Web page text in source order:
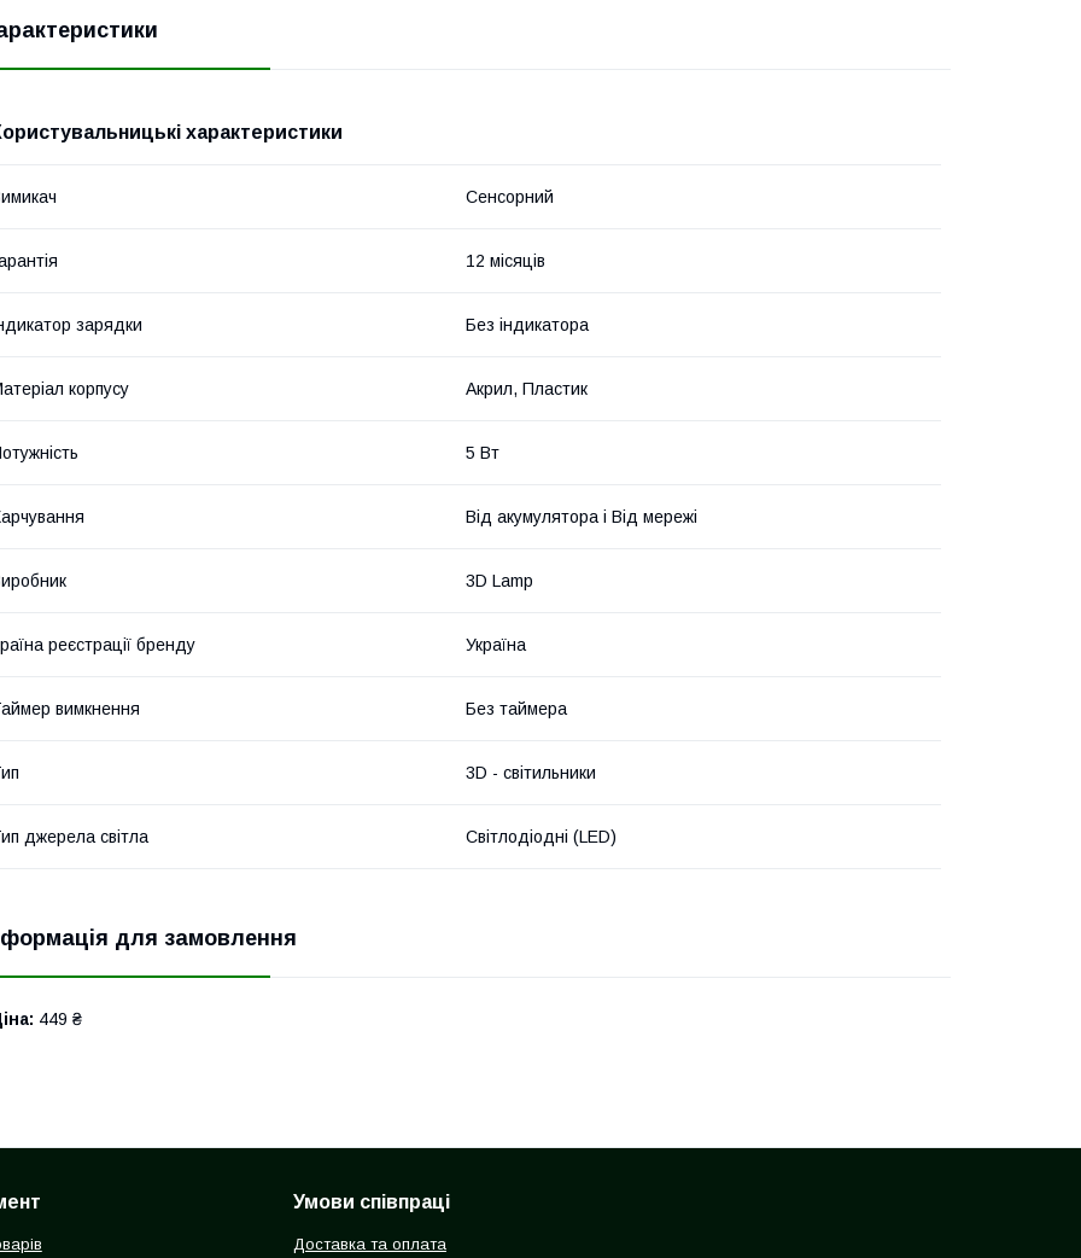
характеристики
Сенсорний
12 місяців
зарядки Без індикатора
корпусу Акрил, Пластик
5 Вт
Від акумулятора і Від мережі
3D Lamp
реєстрації бренду Україна
вимкнення Без таймера
3D - світильники
джерела світла Світлодіодні (LED)
для замовлення
449 ₴
Умови співпраці
Доставка та оплата